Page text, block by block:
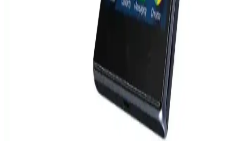
Samsung S23 Ultra ve S24 Ultra modelleri yüksek
performans ve gelişmiş özelliklerle öne çıkıyor
Samsung'un yeni akıllı telefon modelleri S23 Ultra ve S24 Ultra,
üstün performans ve gelişmiş özellikleriyle öne çıkıyor. Tasarım,
ekran, kamera ve işlemci alanlarındaki yenilikler dikkat çekiyor.
Lenovo Akıllı Telefon Modelleri: Dayanıklı ve
Yüksek Performanslı Çözümler
Lenovo'nun akıllı telefonları, dayanıklılık, performans ve yenilikçilik
sunarak farklı kullanıcı ihtiyaçlarına cevap verir. ThinkPhone ve
Legion serileri, kurumsal ve oyun tutkunlarına özel özelliklerle öne